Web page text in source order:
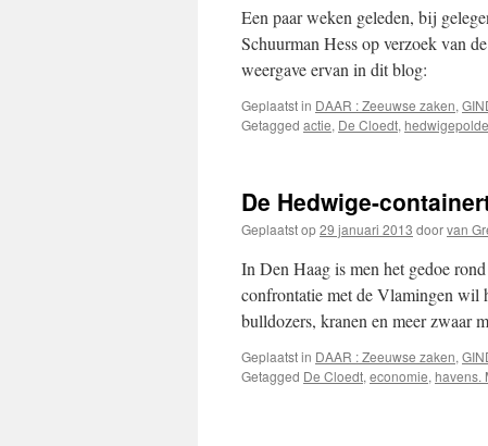
Een paar weken geleden, bij
Schuurman Hess op verzoek van
weergave ervan in dit blog:
Geplaatst in DAAR : Zeeuwse zaken,
Getagged actie, De Cloedt,
De Hedwige-
Geplaatst op29 januari 2013 doorvan
In Den Haag is men het gedoe
confrontatie met de Vlamingen wil
bulldozers, kranen en meer zwaar
Geplaatst in DAAR : Zeeuwse zaken,
Getagged De Cloedt, economie, havens.